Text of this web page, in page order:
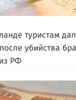
туристам
убийства
РФ